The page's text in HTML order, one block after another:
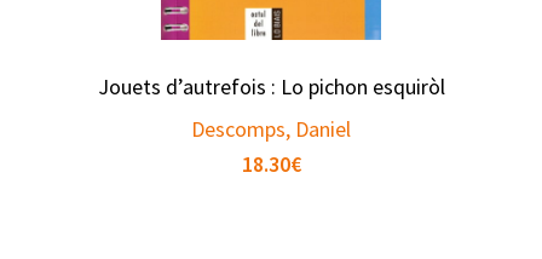
Jouets d’autrefois : Lo pichon esquiròl
Descomps, Daniel
18.30€